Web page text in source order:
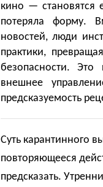
кино — становятся
потеряла форму.
новостей, люди
практики,
безопасности. Это
внешнее
предсказуемость
Суть карантинного
повторяющееся
предсказать.